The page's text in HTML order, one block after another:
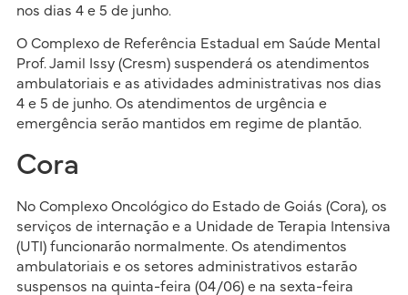
nos dias 4 e 5 de junho.
O Complexo de Referência Estadual em Saúde Mental
Prof. Jamil Issy (Cresm) suspenderá os atendimentos
ambulatoriais e as atividades administrativas nos dias
4 e 5 de junho. Os atendimentos de urgência e
emergência serão mantidos em regime de plantão.
Cora
No Complexo Oncológico do Estado de Goiás (Cora), os
serviços de internação e a Unidade de Terapia Intensiva
(UTI) funcionarão normalmente. Os atendimentos
ambulatoriais e os setores administrativos estarão
suspensos na quinta-feira (04/06) e na sexta-feira